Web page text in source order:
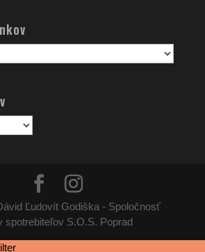
Ľudovít Godiška - Spoločnosť
spotrebiteľov S.O.S. Poprad